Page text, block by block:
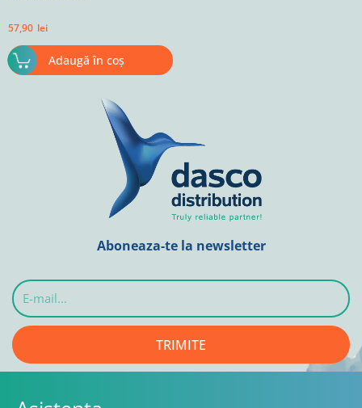
57,90 lei
Adaugă în coș
Aboneaza-te la newsletter
E-
mail...
TRIMITE